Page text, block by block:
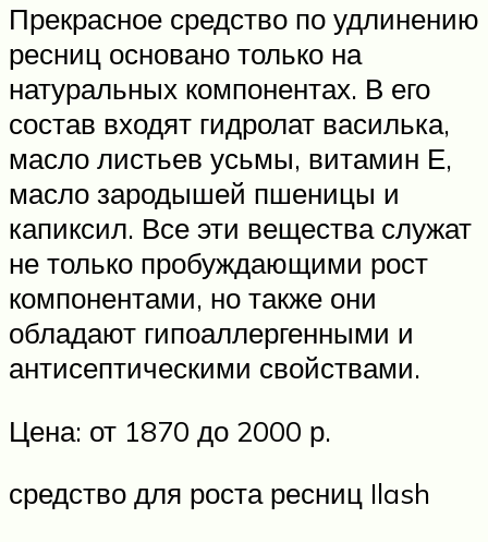
Прекрасное средство по удлинению
ресниц основано только на
натуральных компонентах. В его
состав входят гидролат василька,
масло листьев усьмы, витамин Е,
масло зародышей пшеницы и
капиксил. Все эти вещества служат
не только пробуждающими рост
компонентами, но также они
обладают гипоаллергенными и
антисептическими свойствами.
Цена: от 1870 до 2000 р.
средство для роста ресниц Ilash